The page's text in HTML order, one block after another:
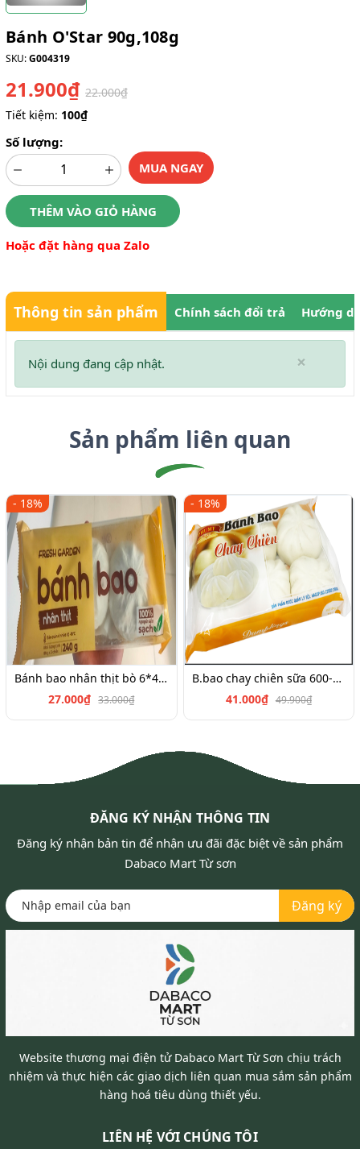
Bánh O'Star 90g,108g
SKU:G004319
21.900₫ 22.000₫
Tiết kiệm: 100₫
Số lượng:
MUA NGAY
THÊM VÀO GIỎ HÀNG
Hoặc đặt hàng qua Zalo
Thông tin sản phẩm Chính sách đổi trả Hướng
×
Nội dung đang cập nhật.
Sản phẩm liên quan
- 18%
Bánh bao nhân thịt bò 6*45g
27.000₫ 33.000₫
- 18%
B.bao chay chiên sữa 600-700g
41.000₫ 49.900₫
ĐĂNG KÝ NHẬN THÔNG TIN
Đăng ký nhận bản tin để nhận ưu đãi đặc biệt về sản phẩm
Dabaco Mart Từ sơn
Đăng ký
Website thương mại điện tử Dabaco Mart Từ Sơn chịu trách
nhiệm và thực hiện các giao dịch liên quan mua sắm sản phẩm
hàng hoá tiêu dùng thiết yếu.
LIÊN HỆ VỚI CHÚNG TÔI